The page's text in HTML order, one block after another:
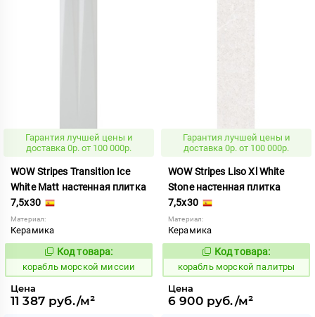
Гарантия лучшей цены и
доставка 0р. от 100 000р.
WOW Stripes Transition Ice
White Matt настенная плитка
7,5x30
Материал:
Керамика
773177
Код товара:
корабль морской миссии
Цена
11 387 руб./м²
Гарантия лучшей цены и
доставка 0р. от 100 000р.
WOW Stripes Liso Xl White
Stone настенная плитка
7,5x30
Материал:
Керамика
773191
Код товара:
корабль морской палитры
Цена
6 900 руб./м²